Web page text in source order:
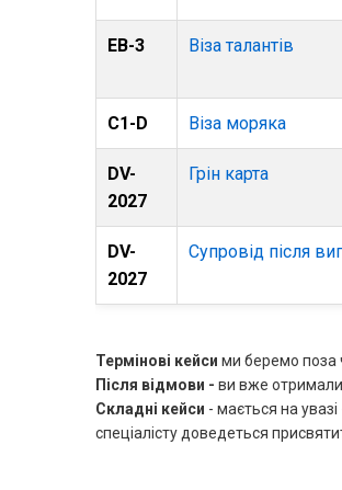
ЕВ-3 Віза талантів
С1-D Віза моряка
DV-
2027
Грін карта
DV-
2027
Супровід після
Термінові кейси ми беремо поза
Після відмови - ви вже отримали
Складні кейси - мається на
спеціалісту доведеться